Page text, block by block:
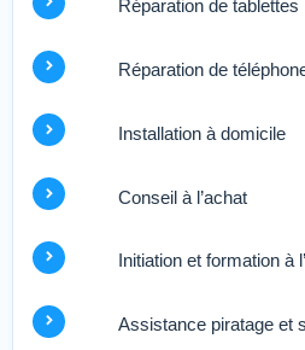
Réparation de tablettes
Réparation de
Installation à domicile
Conseil à l’achat
Initiation et formation à
Assistance piratage et